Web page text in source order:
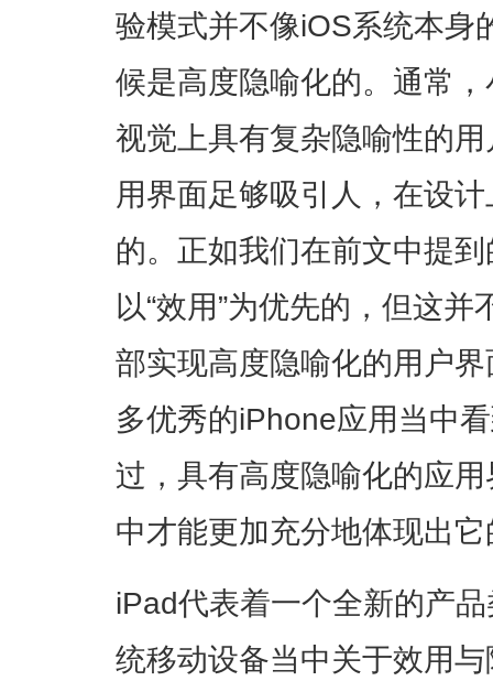
验模式并不像iOS系统本身
候是高度隐喻化的。通常
视觉上具有复杂隐喻性的
用界面足够吸引人，在设
的。正如我们在前文中提
以“效用”为优先的，但这
部实现高度隐喻化的用户
多优秀的iPhone应用当中
过，具有高度隐喻化的应
中才能更加充分地体现出
iPad代表着一个全新的产
统移动设备当中关于效用